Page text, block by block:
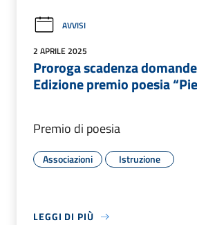
AVVISI
2 APRILE 2025
Proroga scadenza
Edizione premio poesia
Premio di poesia
Associazioni Istruzione
LEGGI DI PIÙ